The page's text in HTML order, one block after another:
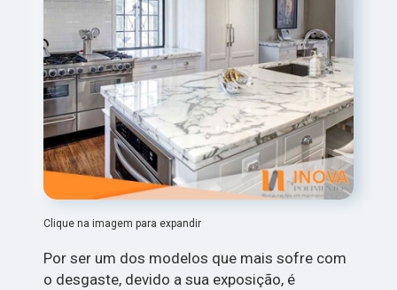
Clique na imagem para expandir
Por ser um dos modelos que mais sofre com
o desgaste, devido a sua exposição, é